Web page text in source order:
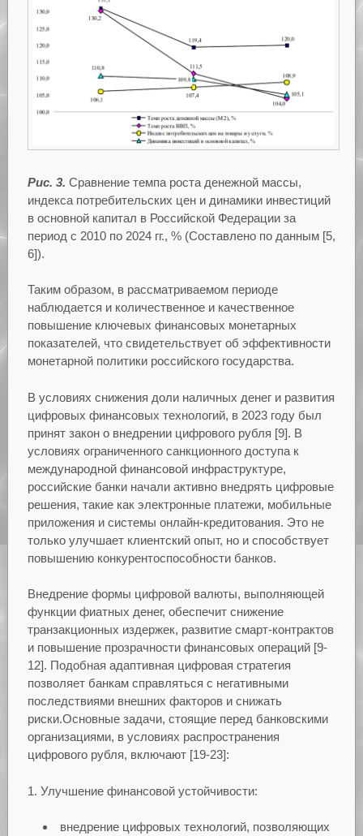
Рис. 3. Сравнение темпа роста денежной массы,
индекса потребительских цен и динамики инвестиций
в основной капитал в Российской Федерации за
период с 2010 по 2024 гг., % (Составлено по данным [5,
6]).
Таким образом, в рассматриваемом периоде
наблюдается и количественное и качественное
повышение ключевых финансовых монетарных
показателей, что свидетельствует об эффективности
монетарной политики российского государства.
В условиях снижения доли наличных денег и развития
цифровых финансовых технологий, в 2023 году был
принят закон о внедрении цифрового рубля [9]. В
условиях ограниченного санкционного доступа к
международной финансовой инфраструктуре,
российские банки начали активно внедрять цифровые
решения, такие как электронные платежи, мобильные
приложения и системы онлайн-кредитования. Это не
только улучшает клиентский опыт, но и способствует
повышению конкурентоспособности банков.
Внедрение формы цифровой валюты, выполняющей
функции фиатных денег, обеспечит снижение
транзакционных издержек, развитие смарт-контрактов
и повышение прозрачности финансовых операций [9-
12]. Подобная адаптивная цифровая стратегия
позволяет банкам справляться с негативными
последствиями внешних факторов и снижать
риски.Основные задачи, стоящие перед банковскими
организациями, в условиях распространения
цифрового рубля, включают [19-23]:
1. Улучшение финансовой устойчивости:
внедрение цифровых технологий, позволяющих